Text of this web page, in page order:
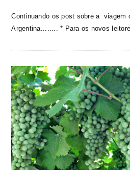
Continuando os post sobre a viagem
Argentina........ * Para os novos